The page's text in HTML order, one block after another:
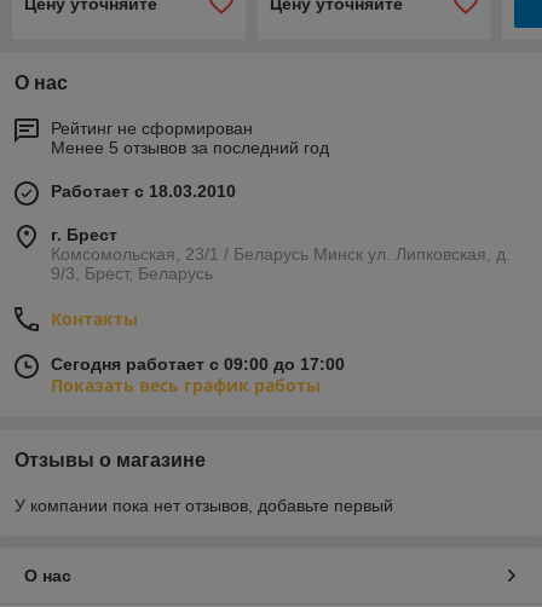
О нас
Рейтинг не сформирован
Менее 5 отзывов за последний год
Работает с 18.03.2010
г. Брест
Комсомольская, 23/1 / Беларусь Минск ул. Липковская, д.
9/3, Брест, Беларусь
Контакты
Сегодня работает с 09:00 до 17:00
Показать весь график работы
Отзывы о магазине
У компании пока нет отзывов, добавьте первый
О нас